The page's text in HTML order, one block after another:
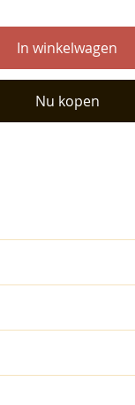
In winkelwagen
Nu kopen